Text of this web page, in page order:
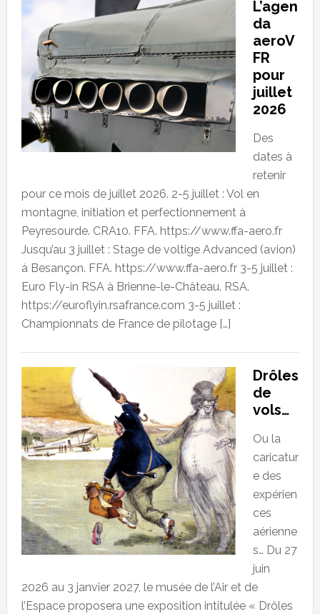
L’agen
da
aeroV
FR
pour
juillet
2026
Des
dates à
retenir
pour ce mois de juillet 2026. 2-5 juillet : Vol en
montagne, initiation et perfectionnement à
Peyresourde. CRA10. FFA. https://www.ffa-aero.fr
Jusqu’au 3 juillet : Stage de voltige Advanced (avion)
à Besançon. FFA. https://www.ffa-aero.fr 3-5 juillet :
Euro Fly-in RSA à Brienne-le-Château. RSA.
https://euroflyin.rsafrance.com 3-5 juillet :
Championnats de France de pilotage […]
Drôles
de
vols…
Ou la
caricatur
e des
expérien
ces
aérienne
s… Du 27
juin
2026 au 3 janvier 2027, le musée de l’Air et de
l’Espace proposera une exposition intitulée « Drôles